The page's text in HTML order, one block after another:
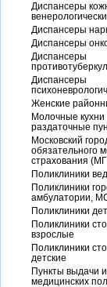
Диспансеры
Диспансеры
Диспансеры
Диспансеры
Диспансеры
Женские
Молочные
раздаточные
Московский
обязательного
страхования
Поликлиники
Поликлиники
амбулатории,
Поликлиники
Поликлиники
взрослые
Поликлиники
детские
Пункты выдачи
медицинских